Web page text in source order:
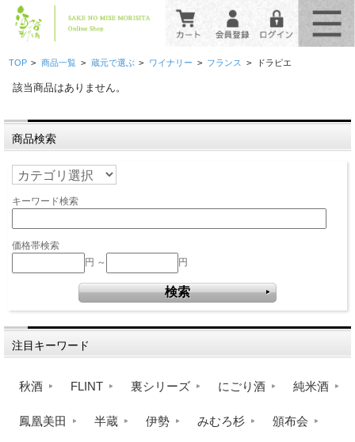
TOP > 商品一覧 > 蔵元で選ぶ > ワイナリー > フランス > ドラピエ
該当商品はありません。
商品検索
キーワード検索
価格帯検索
円 ～
円
注目キーワード
秋酒 FLINT 裏シリーズ にごり酒 純米酒
鳳凰美田 半蔵 伊勢 みむろ杉 頒布会